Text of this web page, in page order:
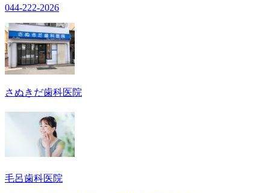
044-222-2026
さぬきだ歯科医院
毛呂歯科医院